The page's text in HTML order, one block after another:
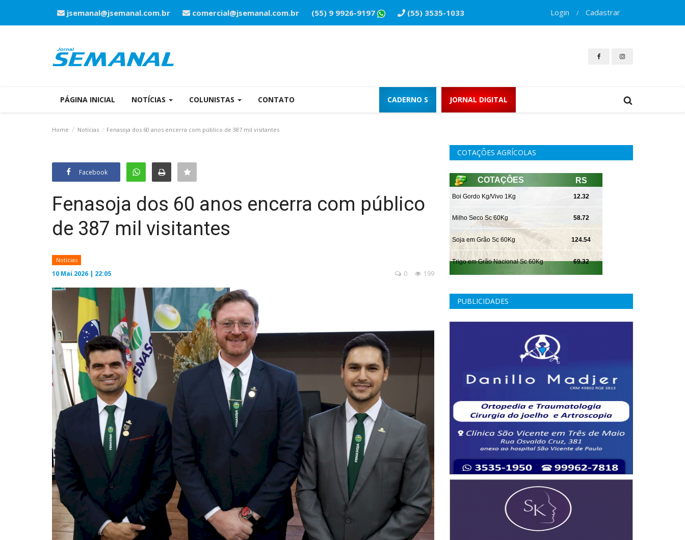
jsemanal@jsemanal.com.br comercial@jsemanal.com.br (55) 9 9926-9197 (55) 3535-1033 Login / Cadastrar
PÁGINA INICIAL NOTÍCIAS COLUNISTAS CONTATO CADERNO S JORNAL DIGITAL
Home Notícias Fenasoja dos 60 anos encerra com público de 387 mil visitantes
Facebook
Fenasoja dos 60 anos encerra com público
de 387 mil visitantes
Notícias
10 Mai 2026 | 22:05 199
0
COTAÇÕES AGRÍCOLAS
PUBLICIDADES